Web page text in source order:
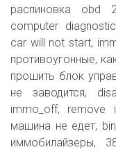
распиновка obd
computer
car will not start,
противоугонные,
прошить блок
не заводится,
immo_off, remove
машина не едет,